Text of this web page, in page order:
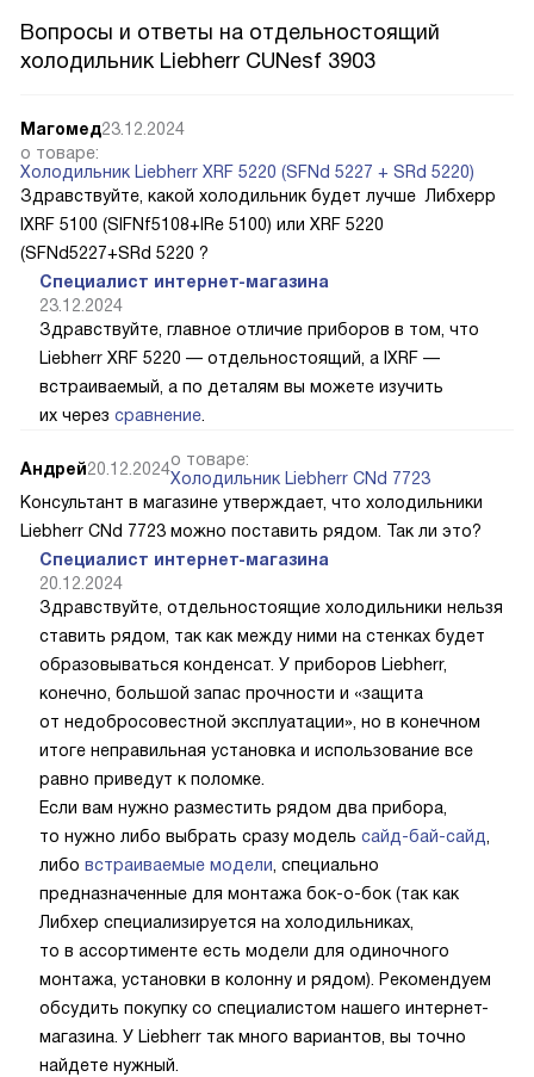
Вопросы и ответы на отдельностоящий
холодильник Liebherr CUNesf 3903
Магомед23.12.2024
о товаре:
Холодильник Liebherr XRF 5220 (SFNd 5227 + SRd 5220)
Здравствуйте, какой холодильник будет лучше Либхерр
IXRF 5100 (SIFNf5108+IRe 5100) или XRF 5220
(SFNd5227+SRd 5220 ?
Специалист интернет-магазина
23.12.2024
Здравствуйте, главное отличие приборов в том, что
Liebherr XRF 5220 — отдельностоящий, а IXRF —
встраиваемый, а по деталям вы можете изучить
их через сравнение
Андрей20.12.2024о товаре:
Холодильник Liebherr CNd 7723
Консультант в магазине утверждает, что холодильники
Liebherr CNd 7723 можно поставить рядом. Так ли это?
Специалист интернет-магазина
20.12.2024
Здравствуйте, отдельностоящие холодильники нельзя
ставить рядом, так как между ними на стенках будет
образовываться конденсат. У приборов Liebherr,
конечно, большой запас прочности и «защита
от недобросовестной эксплуатации», но в конечном
итоге неправильная установка и использование все
равно приведут к поломке.
Если вам нужно разместить рядом два прибора,
то нужно либо выбрать сразу модель сайд-бай-сайд
либо встраиваемые модели , специально
предназначенные для монтажа бок-о-бок (так как
Либхер специализируется на холодильниках,
то в ассортименте есть модели для одиночного
монтажа, установки в колонну и рядом). Рекомендуем
обсудить покупку со специалистом нашего интернет-
магазина. У Liebherr так много вариантов, вы точно
найдете нужный.